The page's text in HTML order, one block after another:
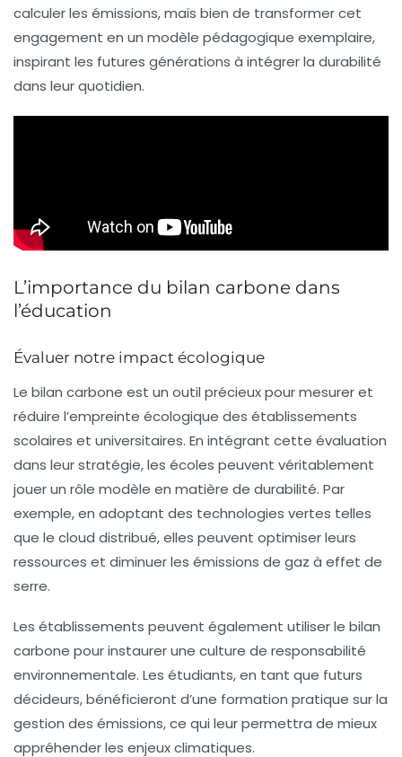
calculer les émissions, mais bien de transformer cet
engagement en un modèle pédagogique exemplaire,
inspirant les futures générations à intégrer la durabilité
dans leur quotidien.
L’importance du bilan carbone dans
l’éducation
Évaluer notre impact écologique
Le bilan carbone est un outil précieux pour mesurer et
réduire l’empreinte écologique des établissements
scolaires et universitaires. En intégrant cette évaluation
dans leur stratégie, les écoles peuvent véritablement
jouer un rôle modèle en matière de durabilité. Par
exemple, en adoptant des technologies vertes telles
que le cloud distribué, elles peuvent optimiser leurs
ressources et diminuer les émissions de gaz à effet de
serre.
Les établissements peuvent également utiliser le bilan
carbone pour instaurer une culture de responsabilité
environnementale. Les étudiants, en tant que futurs
décideurs, bénéficieront d’une formation pratique sur la
gestion des émissions, ce qui leur permettra de mieux
appréhender les enjeux climatiques.